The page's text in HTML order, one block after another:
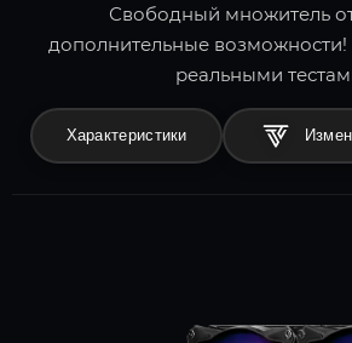
Свободный множитель
дополнительные
реальными
Характеристики